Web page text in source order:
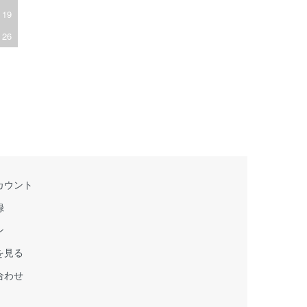
19
26
ウント
見る
わせ